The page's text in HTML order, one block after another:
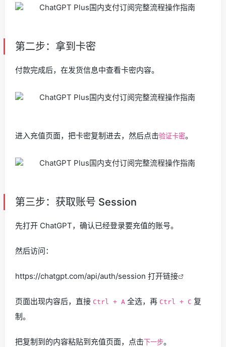
第二步：拿到卡密
付款完成后，在发货信息中查看卡密内容。
进入充值页面，把卡密复制进去，然后点击验证卡密。
第三步：获取账号 Session
先打开 ChatGPT，确认已经登录要充值的账号。
然后访问：
https://chatgpt.com/api/auth/session 打开链接
页面出现内容后，直接 Ctrl + A 全选，再 Ctrl + C 复
制。
把复制到的内容粘贴到充值页面，点击 下一步。